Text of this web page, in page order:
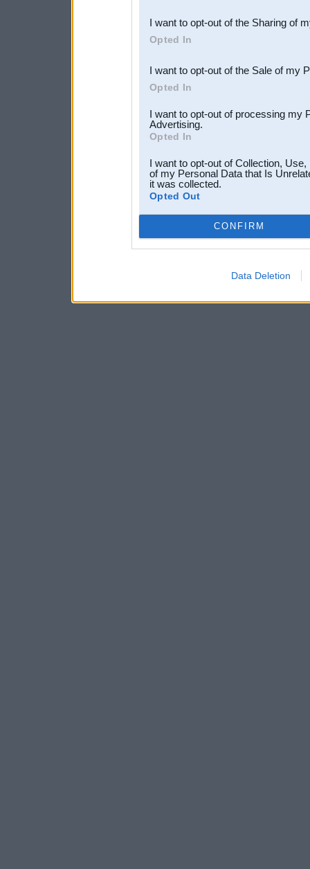
Downstream Participants
third parties.
I want to opt-out of the Sharing of
Opted In
I want to opt-out of the Sale of my
Opted In
I want to opt-out of processing my
Advertising.
Opted In
I want to opt-out of Collection,
of my Personal Data that Is
it was collected.
Opted Out
CONFIRM
Data Deletion